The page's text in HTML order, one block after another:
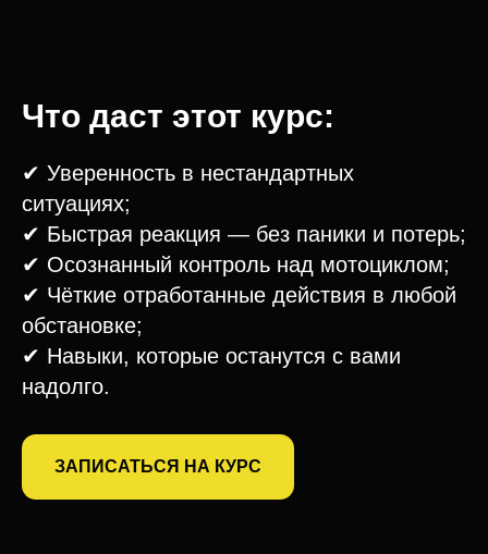
Что даст этот курс:
✔ Уверенность в нестандартных
ситуациях;
✔ Быстрая реакция — без паники и потерь;
✔ Осознанный контроль над мотоциклом;
✔ Чёткие отработанные действия в любой
обстановке;
✔ Навыки, которые останутся с вами
надолго.
ЗАПИСАТЬСЯ НА КУРС